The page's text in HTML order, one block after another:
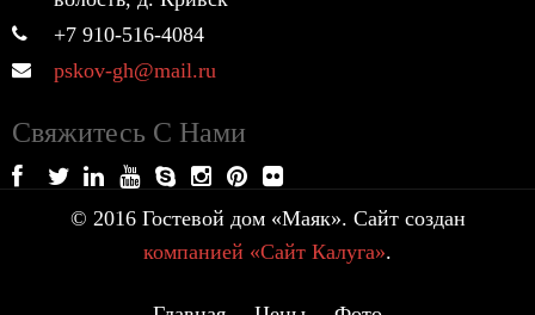
+7 910-516-4084
pskov-gh@mail.ru
Свяжитесь С Нами
© 2016 Гостевой дом «Маяк». Сайт создан
компанией «Сайт Калуга».